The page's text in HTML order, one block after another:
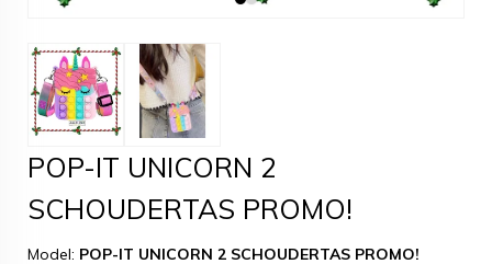
POP-IT UNICORN 2
SCHOUDERTAS PROMO!
Model: POP-IT UNICORN 2 SCHOUDERTAS PROMO!